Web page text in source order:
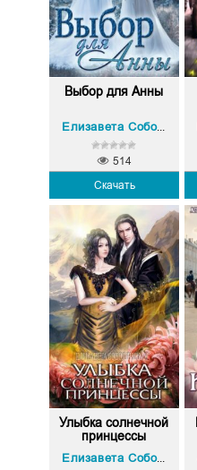
Выбор для Анны
Елизавета Соболянская
Скачать
514
Улыбка солнечной
принцессы
Елизавета Соболянская